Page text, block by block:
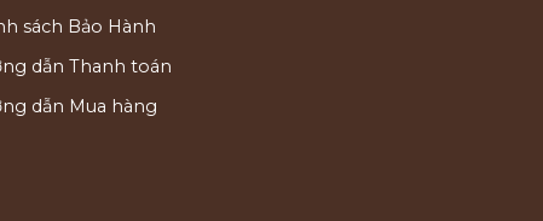
sách Bảo Hành
dẫn Thanh toán
dẫn Mua hàng